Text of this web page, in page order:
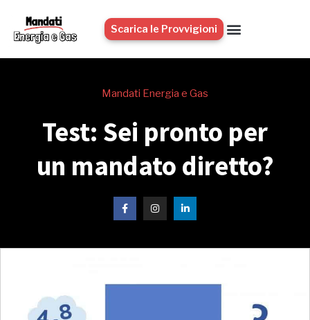
Scarica le Provvigioni
Mandati Energia e Gas
Test: Sei pronto per
un mandato diretto?